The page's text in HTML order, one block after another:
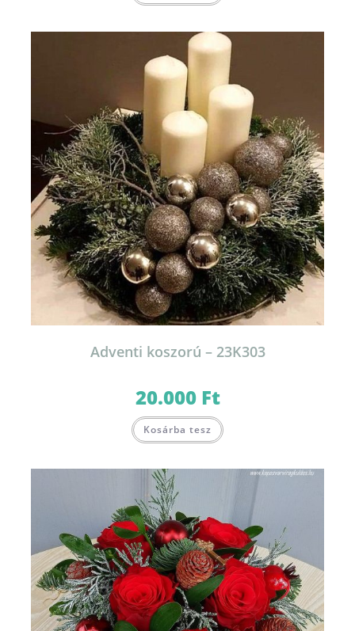
Adventi koszorú – 23K303
20.000 Ft
Kosárba tesz